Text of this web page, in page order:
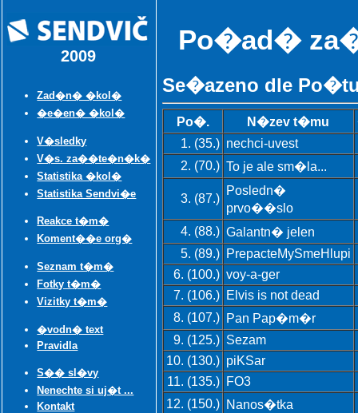
2009
Zad�n� �kol�
�e�en� �kol�
V�sledky
V�s. za��te�n�k�
Statistika �kol�
Statistika Sendvi�e
Reakce t�m�
Koment��e org�
Seznam t�m�
Fotky t�m�
Vizitky t�m�
�vodn� text
Pravidla
S�� sl�vy
Nenechte si uj�t ...
Kontakt
Po�ad�
Se�azeno dle
Po�. N�zev t�mu
1. (35.) nechci-uvest
2. (70.) To je ale sm�la...
3. (87.)
Posledn�
prvo��slo
4. (88.) Galantn� jelen
5. (89.)
PrepacteMySmeHlupi
6. (100.) voy-a-ger
7. (106.)
Elvis is not dead
8. (107.)
Pan Pap�m�r
9. (125.) Sezam
10. (130.) piKSar
11. (135.)
FO3
12. (150.)
Nanos�tka